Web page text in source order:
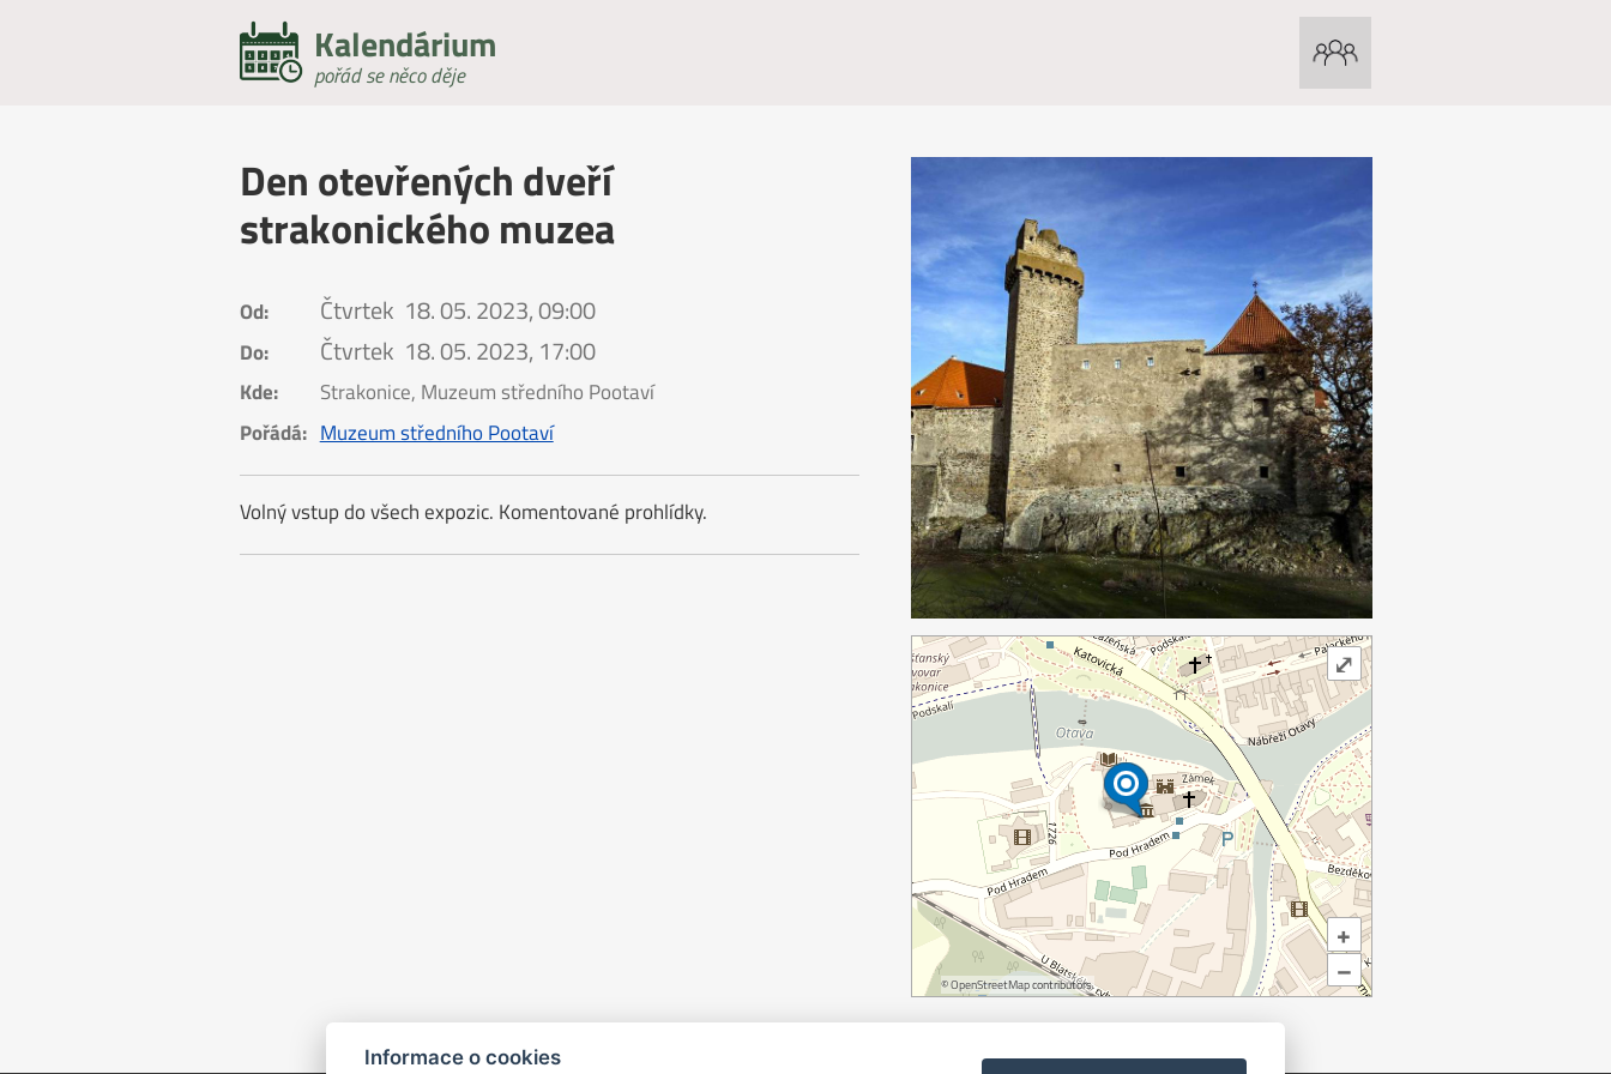
Kalendárium
pořád se něco děje
Den otevřených dveří
strakonického muzea
Od: Čtvrtek 18. 05. 2023, 09:00
Do: Čtvrtek 18. 05. 2023, 17:00
Kde:
Strakonice, Muzeum středního Pootaví
Pořádá: Muzeum středního Pootaví
Volný vstup do všech expozic. Komentované prohlídky.
+
–
©OpenStreetMapcontributors.
⤢
Informace o cookies